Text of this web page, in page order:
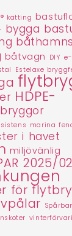
kätting
bygga
båtvagn DIY
Estelaxe
HDPE-
marina
i havet
miljövänlig
2025/02
för